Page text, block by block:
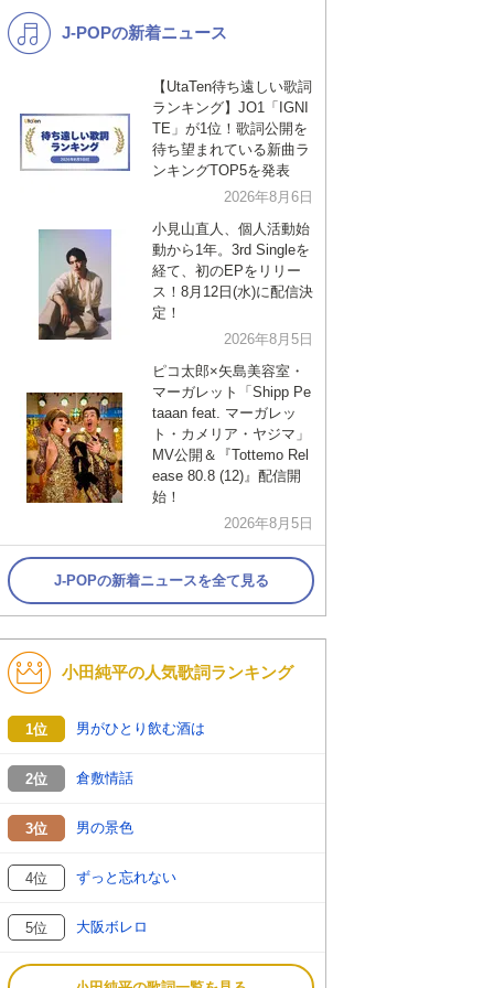
K-POP 演歌・歌謡
洋楽
ディズニー
J-POPの新着ニュース
【UtaTen待ち遠しい歌詞
ランキング】JO1「IGNI
TE」が1位！歌詞公開を
待ち望まれている新曲ラ
ンキングTOP5を発表
2026年8月6日
小見山直人、個人活動始
動から1年。3rd Singleを
経て、初のEPをリリー
ス！8月12日(水)に配信決
定！
2026年8月5日
ピコ太郎×矢島美容室・
マーガレット「Shipp Pe
taaan feat. マーガレッ
ト・カメリア・ヤジマ」
MV公開＆『Tottemo Rel
ease 80.8 (12)』配信開
始！
2026年8月5日
J-POPの新着ニュースを全て見る
小田純平の人気歌詞ランキング
1位 男がひとり飲む酒は
2位 倉敷情話
3位 男の景色
4位 ずっと忘れない
5位 大阪ボレロ